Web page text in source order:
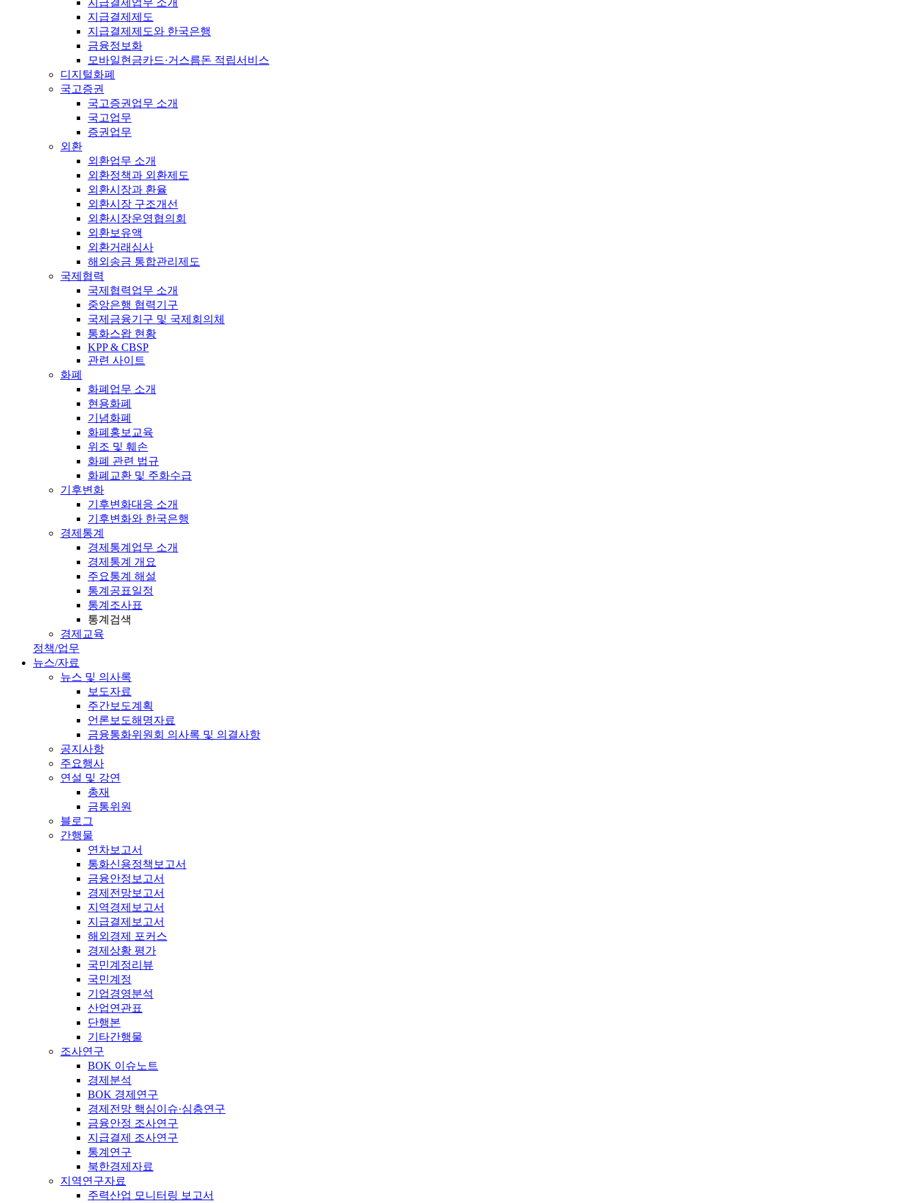
지급결제제도
지급결제제도와 한국은행
금융정보화
모바일현금카드·거스름돈 적립서비스
디지털화폐
국고증권
국고증권업무 소개
국고업무
증권업무
외환
외환업무 소개
외환정책과 외환제도
외환시장과 환율
외환시장 구조개선
외환시장운영협의회
외환보유액
외환거래심사
해외송금 통합관리제도
국제협력
국제협력업무 소개
중앙은행 협력기구
국제금융기구 및 국제회의체
통화스왑 현황
KPP & CBSP
관련 사이트
화폐
화폐업무 소개
현용화폐
기념화폐
화폐홍보교육
위조 및 훼손
화폐 관련 법규
화폐교환 및 주화수급
기후변화
기후변화대응 소개
기후변화와 한국은행
경제통계
경제통계업무 소개
경제통계 개요
주요통계 해설
통계공표일정
통계조사표
통계검색
경제교육
정책/업무
뉴스/자료
뉴스 및 의사록
보도자료
주간보도계획
언론보도해명자료
금융통화위원회 의사록 및 의결사항
공지사항
주요행사
연설 및 강연
총재
금통위원
블로그
간행물
연차보고서
통화신용정책보고서
금융안정보고서
경제전망보고서
지역경제보고서
지급결제보고서
해외경제 포커스
경제상황 평가
국민계정리뷰
국민계정
기업경영분석
산업연관표
단행본
기타간행물
조사연구
BOK 이슈노트
경제분석
BOK 경제연구
경제전망 핵심이슈·심층연구
금융안정 조사연구
지급결제 조사연구
통계연구
북한경제자료
지역연구자료
주력산업 모니터링 보고서